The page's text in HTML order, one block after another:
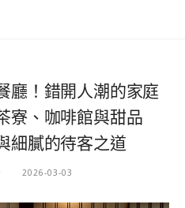
廳！錯開人潮的家庭
寮、咖啡館與甜品
細膩的待客之道
2026-03-03